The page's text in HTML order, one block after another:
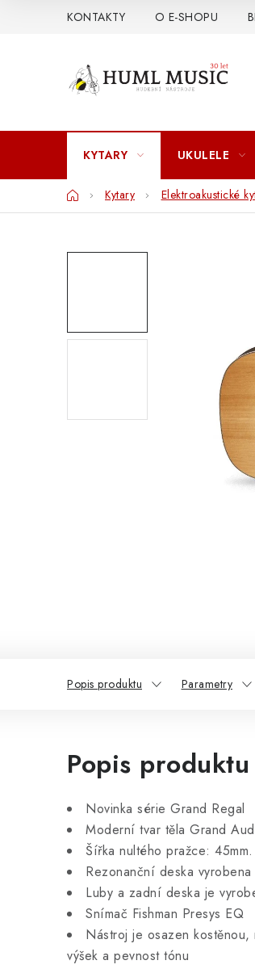
KONTAKTY O E-SHOPU
KYTARY UKULELE
DomůKytary Elektroakustické
Popis produktu Parametry
Popis produktu
Novinka série Grand Regal
Moderní tvar těla Grand
Šířka nultého pražce: 45mm.
Rezonanční deska
Luby a zadní deska je
Snímač Fishman Presys EQ
Nástroj je osazen
výšek a pevnost tónu